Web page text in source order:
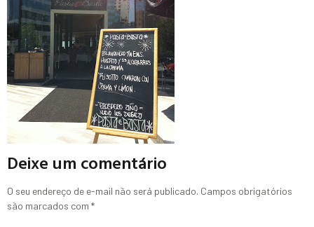
Deixe um comentário
O seu endereço de e-mail não será publicado. Campos obrigatórios
são marcados com *